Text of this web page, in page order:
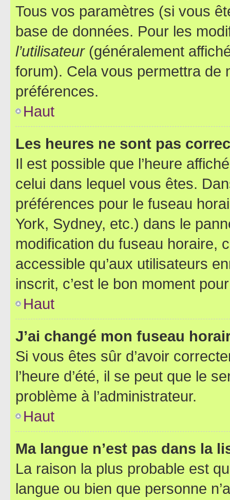
Tous vos paramètres (si vous
base de données. Pour les
l’utilisateur(généralement
forum). Cela vous permettra de
préférences.
Haut
Les heures ne sont pas
Il est possible que l’heure
celui dans lequel vous êtes.
préférences pour le fuseau
York, Sydney, etc.) dans le
modification du fuseau horaire,
accessible qu’aux utilisateurs
inscrit, c’est le bon moment
Haut
J’ai changé mon fuseau
Si vous êtes sûr d’avoir
l’heure d’été, il se peut que le
problème à l’administrateur.
Haut
Ma langue n’est pas dans la
La raison la plus probable est
langue ou bien que personne